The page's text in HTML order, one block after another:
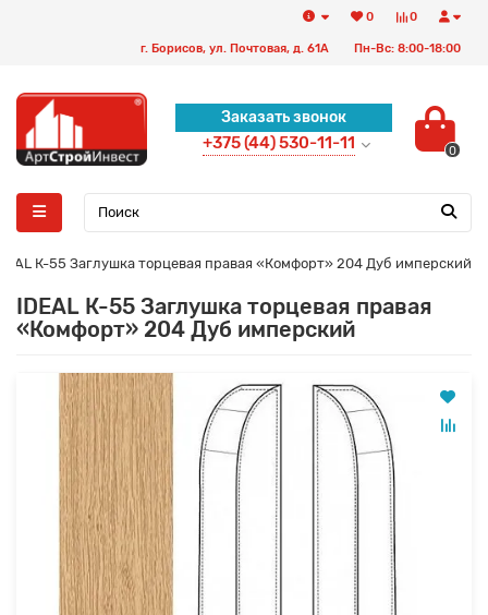
0
0
г. Борисов, ул. Почтовая, д. 61А Пн-Вс: 8:00-18:00
Заказать звонок
+375 (44) 530-11-11 0
К-55 Заглушка торцевая правая «Комфорт» 204 Дуб имперский
IDEAL К-55 Заглушка торцевая правая
«Комфорт» 204 Дуб имперский